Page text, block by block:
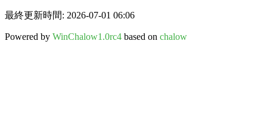
最終更新時間: 2026-07-01 06:06
Powered by WinChalow1.0rc4 based on chalow